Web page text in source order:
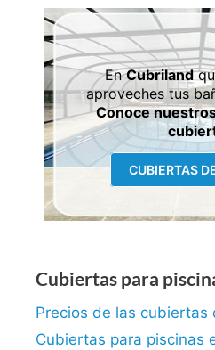
EnCubriland
aproveches tus
Conoce
CUBIERTAS
Cubiertas para
Precios de las cubiertas
Cubiertas para piscinas